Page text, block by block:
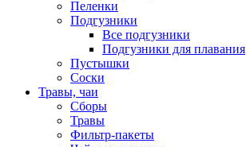
Пеленки
Подгузники
Все подгузники
Подгузники для плавания
Пустышки
Соски
Травы, чаи
Сборы
Травы
Фильтр-пакеты